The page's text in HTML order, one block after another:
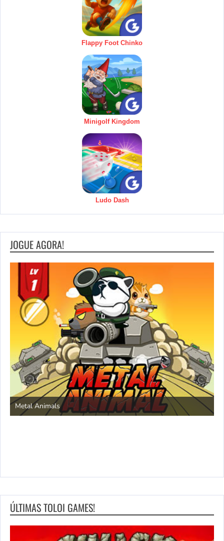
Flappy Foot Chinko
Minigolf Kingdom
Ludo Dash
JOGUE AGORA!
Metal Animals
ÚLTIMAS TOLOI GAMES!